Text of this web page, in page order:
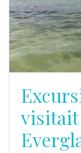
visitait